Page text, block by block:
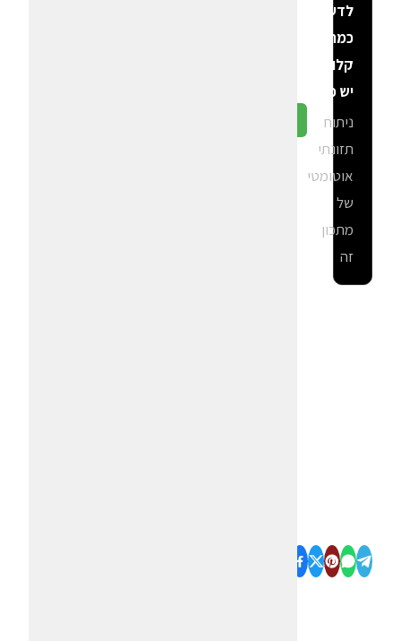
לדעת
כמה
קלוריות
יש פה?
ניתוח
תזונתי
אוטומטי
של
מתכון
זה